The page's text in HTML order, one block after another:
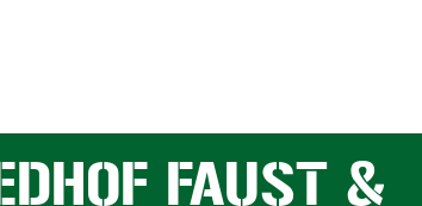
FAUST &